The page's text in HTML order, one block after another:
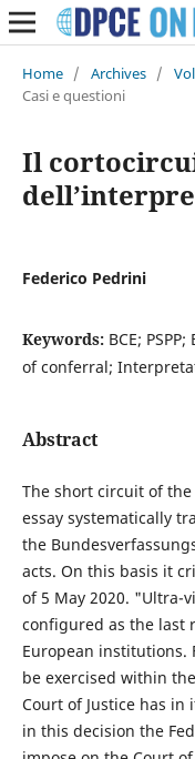
Home / Archives /
Casi e questioni
Il
Federico Pedrini
Keywords: BCE;
of conferral;
Abstract
The short circuit of
essay systematically
the
acts. On this basis it
of 5 May 2020. "Ultra-
configured as the last
European institutions.
be exercised within
Court of Justice has
in this decision the